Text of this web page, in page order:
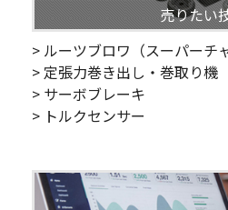
売りたい
> ルーツブロワ（スーパーチ
> 定張力巻き出し・巻取り機
> サーボブレーキ
> トルクセンサー